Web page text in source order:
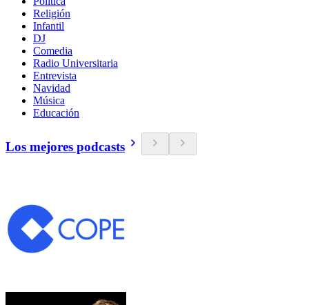
Religión
Infantil
DJ
Comedia
Radio Universitaria
Entrevista
Navidad
Música
Educación
Los mejores podcasts